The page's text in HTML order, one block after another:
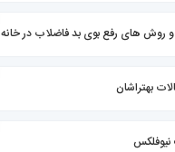
و روش های رفع بوی بد فاضلاب در خانه
بهتراشان